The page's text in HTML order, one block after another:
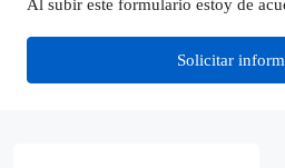
Al subir este formulario estoy de
Solicitar